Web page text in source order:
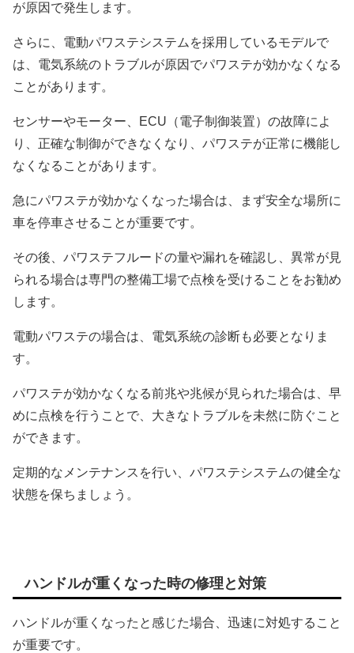
が原因で発生します。
さらに、電動パワステシステムを採用しているモデルで
は、電気系統のトラブルが原因でパワステが効かなくなる
ことがあります。
センサーやモーター、ECU（電子制御装置）の故障によ
り、正確な制御ができなくなり、パワステが正常に機能し
なくなることがあります。
急にパワステが効かなくなった場合は、まず安全な場所に
車を停車させることが重要です。
その後、パワステフルードの量や漏れを確認し、異常が見
られる場合は専門の整備工場で点検を受けることをお勧め
します。
電動パワステの場合は、電気系統の診断も必要となりま
す。
パワステが効かなくなる前兆や兆候が見られた場合は、早
めに点検を行うことで、大きなトラブルを未然に防ぐこと
ができます。
定期的なメンテナンスを行い、パワステシステムの健全な
状態を保ちましょう。
ハンドルが重くなった時の修理と対策
ハンドルが重くなったと感じた場合、迅速に対処すること
が重要です。